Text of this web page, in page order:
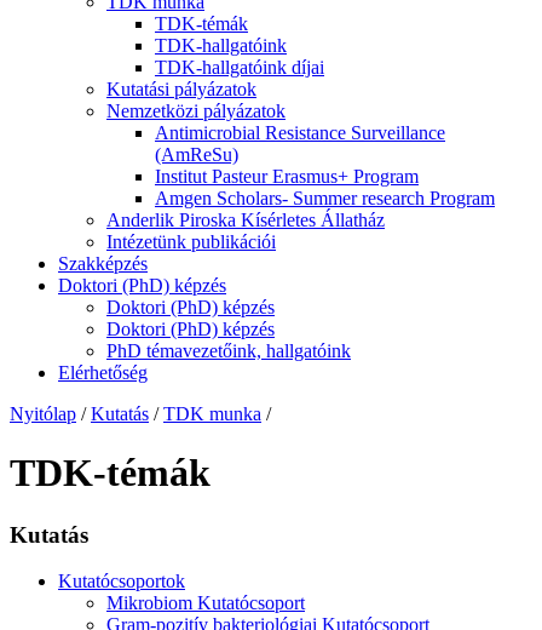
TDK-témák
TDK-hallgatóink
TDK-hallgatóink díjai
Kutatási pályázatok
Nemzetközi pályázatok
Antimicrobial Resistance Surveillance
(AmReSu)
Institut Pasteur Erasmus+ Program
Amgen Scholars- Summer research Program
Anderlik Piroska Kísérletes Állatház
Intézetünk publikációi
Szakképzés
Doktori (PhD) képzés
Doktori (PhD) képzés
Doktori (PhD) képzés
PhD témavezetőink, hallgatóink
Elérhetőség
Nyitólap / Kutatás / TDK munka /
TDK-témák
Kutatás
Kutatócsoportok
Mikrobiom Kutatócsoport
Gram-pozitív bakteriológiai Kutatócsoport